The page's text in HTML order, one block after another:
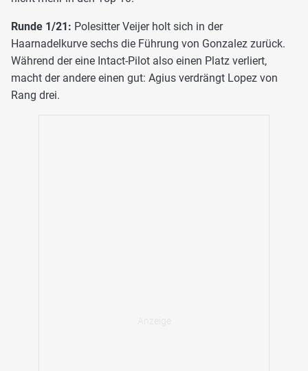
Runde 1/21: Polesitter Veijer holt sich in der
Haarnadelkurve sechs die Führung von Gonzalez zurück.
Während der eine Intact-Pilot also einen Platz verliert,
macht der andere einen gut: Agius verdrängt Lopez von
Rang drei.